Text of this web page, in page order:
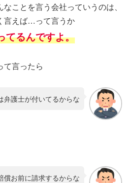
ことを言う会社っていうのは、
言えば…って言うか
てるんですよ。
て言ったら
弁護士が付いてるからな
償お前に請求するからな